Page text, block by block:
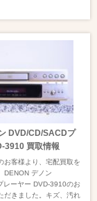
DVD/CD/SACDプ
3910 買取情報
お客様より、宅配買取を
DENON デノン
レーヤー DVD-3910のお
だきました。キズ、汚れ